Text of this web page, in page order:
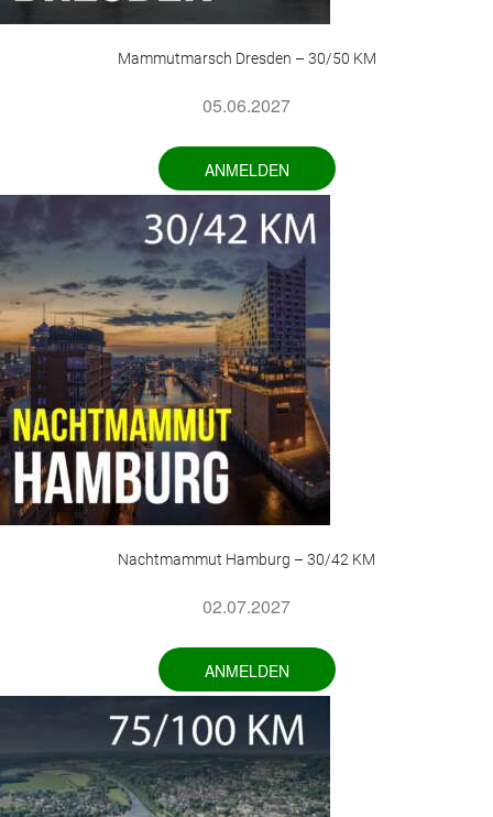
Mammutmarsch Dresden – 30/50 KM
05.06.2027
ANMELDEN
Nachtmammut Hamburg – 30/42 KM
02.07.2027
ANMELDEN